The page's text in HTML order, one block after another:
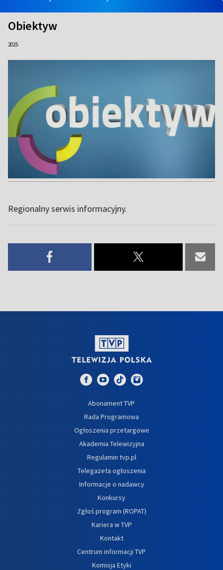
Obiektyw
2025
Regionalny serwis informacyjny.
Abonament TVP
Rada Programowa
Ogłoszenia przetargowe
Akademia Telewizyjna
Regulamin tvp.pl
Telegazeta ogłoszenia
Informacje o nadawcy
Konkursy
Zgłoś program (ROPAT)
Kariera w TVP
Kontakt
Centrum informacji TVP
Komisja Etyki